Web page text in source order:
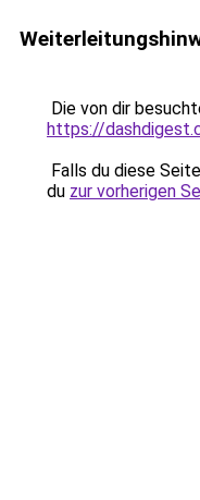
Die von dir
https://
Falls du diese
du zur vorherigen